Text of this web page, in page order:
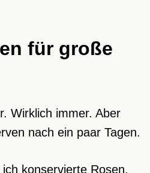
für große
Wirklich immer. Aber
nach ein paar Tagen.
konservierte Rosen.